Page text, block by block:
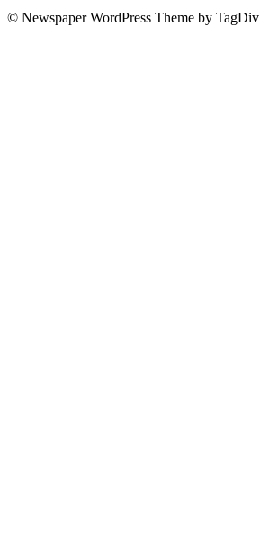
© Newspaper WordPress Theme by TagDiv